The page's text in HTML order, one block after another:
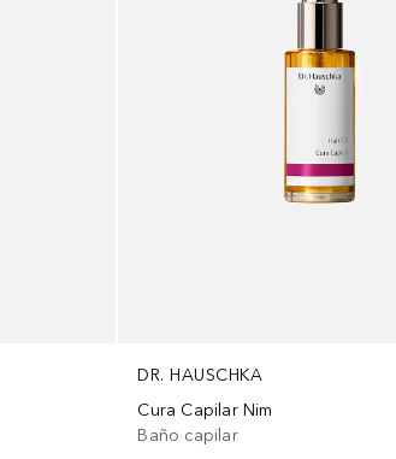
DR. HAUSCHKA
Cura Capilar Nim
Baño capilar